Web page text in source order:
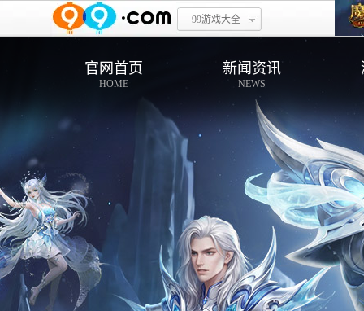
99游戏大全
官网首页
HOME
新闻资讯
NEWS